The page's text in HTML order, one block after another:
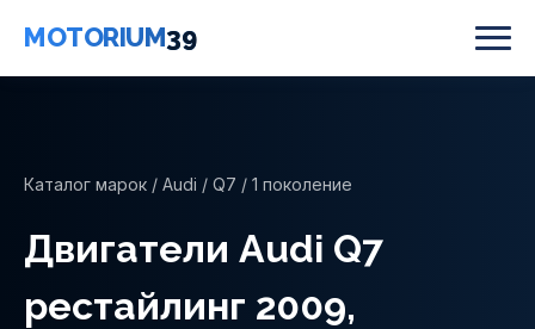
MOTORIUM39
Каталог марок / Audi / Q7 / 1 поколение
Двигатели Audi Q7
рестайлинг 2009,